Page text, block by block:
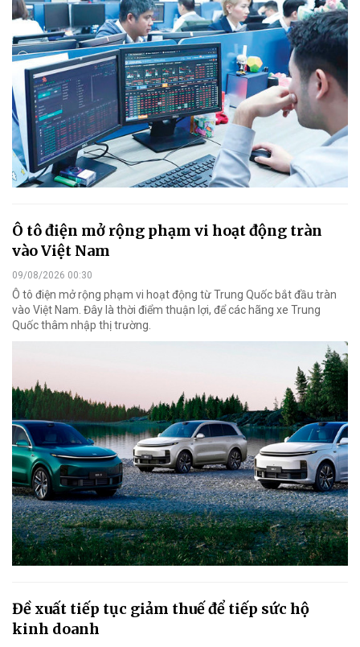
Ô tô điện mở rộng phạm vi hoạt động tràn
vào Việt Nam
09/08/2026 00:30
Ô tô điện mở rộng phạm vi hoạt động từ Trung Quốc bắt đầu tràn
vào Việt Nam. Đây là thời điểm thuận lợi, để các hãng xe Trung
Quốc thâm nhập thị trường.
Đề xuất tiếp tục giảm thuế để tiếp sức hộ
kinh doanh